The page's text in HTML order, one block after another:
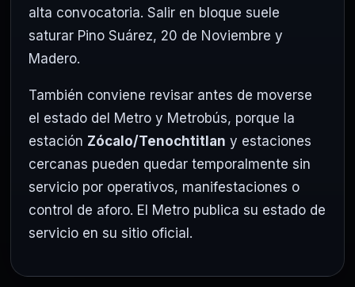
alta convocatoria. Salir en bloque suele
saturar Pino Suárez, 20 de Noviembre y
Madero.
También conviene revisar antes de moverse
el estado del Metro y Metrobús, porque la
estación Zócalo/Tenochtitlan y estaciones
cercanas pueden quedar temporalmente sin
servicio por operativos, manifestaciones o
control de aforo. El Metro publica su estado de
servicio en su sitio oficial.